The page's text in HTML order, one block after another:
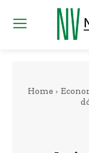
Home